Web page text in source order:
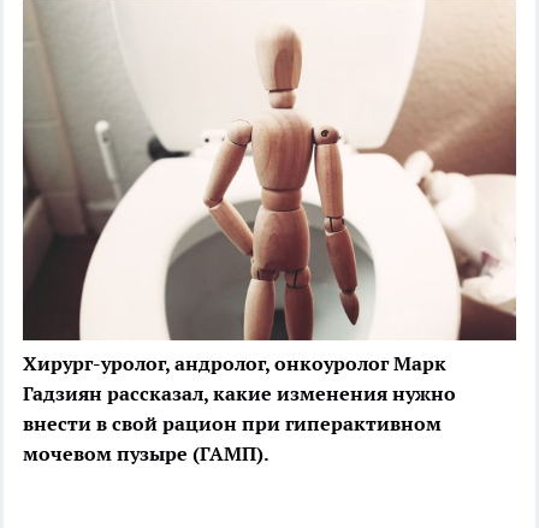
Хирург-уролог, андролог, онкоуролог Марк
Гадзиян рассказал, какие изменения нужно
внести в свой рацион при гиперактивном
мочевом пузыре (ГАМП).